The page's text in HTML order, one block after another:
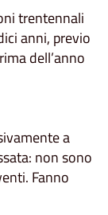
trentennali
anni, previo
dell’anno
a
non sono
Fanno